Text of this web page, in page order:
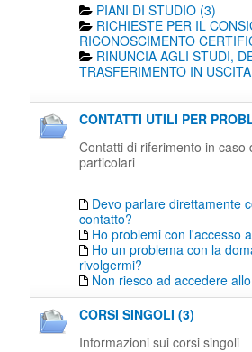
PIANI DI STUDIO (3)
RICHIESTE PER IL
RICONOSCIMENTO
RINUNCIA AGLI STUDI,
TRASFERIMENTO IN
CONTATTI UTILI PER
Contatti di riferimento in
particolari
Devo parlare direttamente
contatto?
Ho problemi con l'accesso
Ho un problema con la
rivolgermi?
Non riesco ad accedere
CORSI SINGOLI (3)
Informazioni sui corsi singoli